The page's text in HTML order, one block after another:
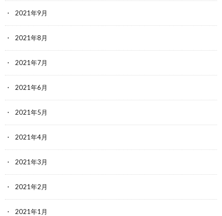
2021年9月
2021年8月
2021年7月
2021年6月
2021年5月
2021年4月
2021年3月
2021年2月
2021年1月